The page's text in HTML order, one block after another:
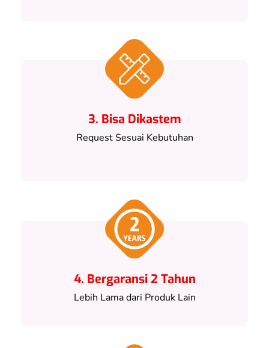
3. Bisa Dikastem
Request Sesuai Kebutuhan
4. Bergaransi 2 Tahun
Lebih Lama dari Produk Lain